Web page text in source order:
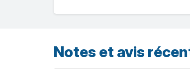
Notes et avis